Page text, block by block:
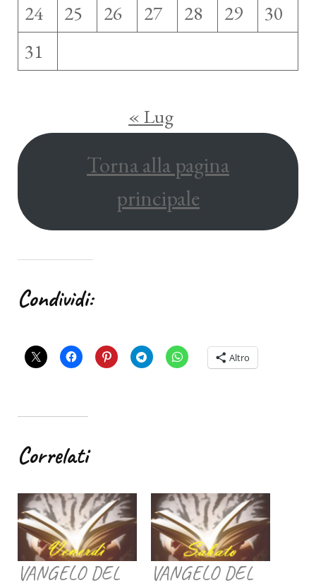
24
25 26 27 28 29
30
31
« Lug
Torna alla pagina
principale
Condividi:
Altro
Correlati
VANGELO DEL VANGELO DEL